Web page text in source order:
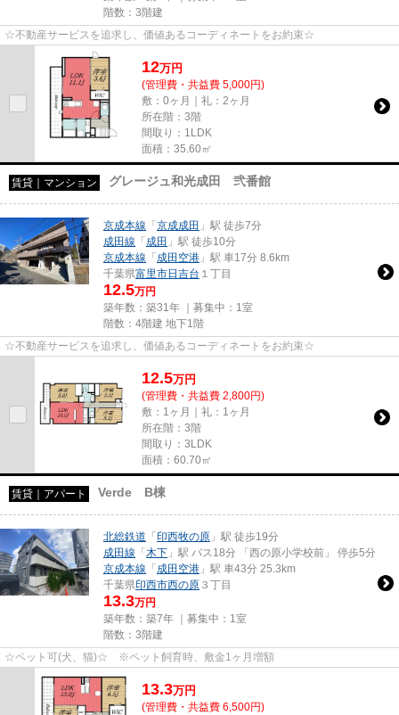
階数：3階建
☆不動産サービスを追求し、価値あるコーディネートをお約束☆
12万円
(管理費・共益費 5,000円)
敷：0ヶ月｜礼：2ヶ月
所在階：3階
間取り：1LDK
面積：35.60㎡
賃貸｜マンション グレージュ和光成田 弐番館
京成本線 「京成成田 」駅 徒歩7分
成田線 「成田 」駅 徒歩10分
京成本線 「成田空港 」駅 車17分 8.6km
千葉県富里市日吉台 １丁目
12.5万円
築年数：築31年 ｜募集中： 1室
階数：4階建 地下1階
☆不動産サービスを追求し、価値あるコーディネートをお約束☆
12.5万円
(管理費・共益費 2,800円)
敷：1ヶ月｜礼：1ヶ月
所在階：3階
間取り：3LDK
面積：60.70㎡
賃貸｜アパート Verde B棟
北総鉄道 「印西牧の原 」駅 徒歩19分
成田線 「木下 」駅 バス18分 「西の原小学校前」 停歩5分
京成本線 「成田空港 」駅 車43分 25.3km
千葉県印西市西の原 ３丁目
13.3万円
築年数：築7年 ｜募集中： 1室
階数：3階建
☆ペット可(犬、猫)☆ ※ペット飼育時、敷金1ヶ月増額
13.3万円
(管理費・共益費 6,500円)